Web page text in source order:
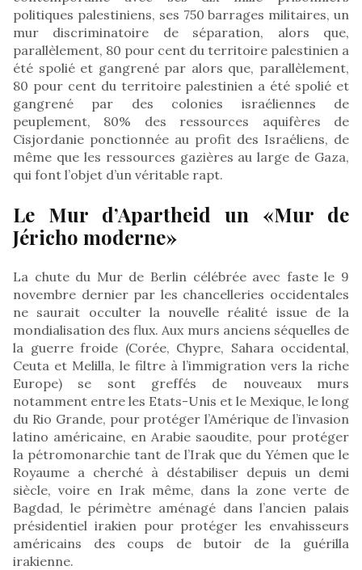
politiques palestiniens, ses 750 barrages militaires, un
mur discriminatoire de séparation, alors que,
parallèlement, 80 pour cent du territoire palestinien a
été spolié et gangrené par alors que, parallèlement,
80 pour cent du territoire palestinien a été spolié et
gangrené par des colonies israéliennes de
peuplement, 80% des ressources aquifères de
Cisjordanie ponctionnée au profit des Israéliens, de
même que les ressources gazières au large de Gaza,
qui font l’objet d’un véritable rapt.
Le Mur d’Apartheid un «Mur de
Jéricho moderne»
La chute du Mur de Berlin célébrée avec faste le 9
novembre dernier par les chancelleries occidentales
ne saurait occulter la nouvelle réalité issue de la
mondialisation des flux. Aux murs anciens séquelles de
la guerre froide (Corée, Chypre, Sahara occidental,
Ceuta et Melilla, le filtre à l’immigration vers la riche
Europe) se sont greffés de nouveaux murs
notamment entre les Etats-Unis et le Mexique, le long
du Rio Grande, pour protéger l’Amérique de l’invasion
latino américaine, en Arabie saoudite, pour protéger
la pétromonarchie tant de l’Irak que du Yémen que le
Royaume a cherché à déstabiliser depuis un demi
siècle, voire en Irak même, dans la zone verte de
Bagdad, le périmètre aménagé dans l’ancien palais
présidentiel irakien pour protéger les envahisseurs
américains des coups de butoir de la guérilla
irakienne.